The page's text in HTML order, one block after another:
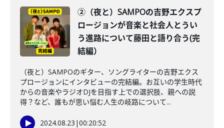
②（夜と）SAMPOの吉野エクスプ
ロージョンが音楽と社会人とうい
う進路について藤田と語り合う(完
結編）
（夜と）SAMPOのギター、ソングライターの吉野エクス
プロージョンにインタビューの完結編。お互いの学生時代
からの音楽やラジオDJを目指す上での選択肢、親への説
得？など、誰もが思い悩む人生の岐路について...
2024.08.23 |00:20:52